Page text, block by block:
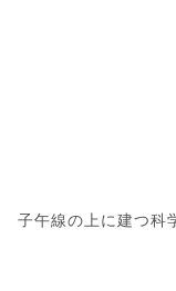
子午線の上に建つ科